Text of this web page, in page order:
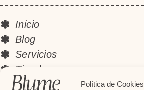
Política de Cookies
Inicio
Blog
Servicios
Tienda
Instagram